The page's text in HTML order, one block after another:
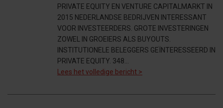
PRIVATE EQUITY EN VENTURE CAPITALMARKT IN
2015 NEDERLANDSE BEDRIJVEN INTERESSANT
VOOR INVESTEERDERS. GROTE INVESTERINGEN
ZOWEL IN GROEIERS ALS BUYOUTS.
INSTITUTIONELE BELEGGERS GEÏNTERESSEERD IN
PRIVATE EQUITY. 348…
Lees het volledige bericht >